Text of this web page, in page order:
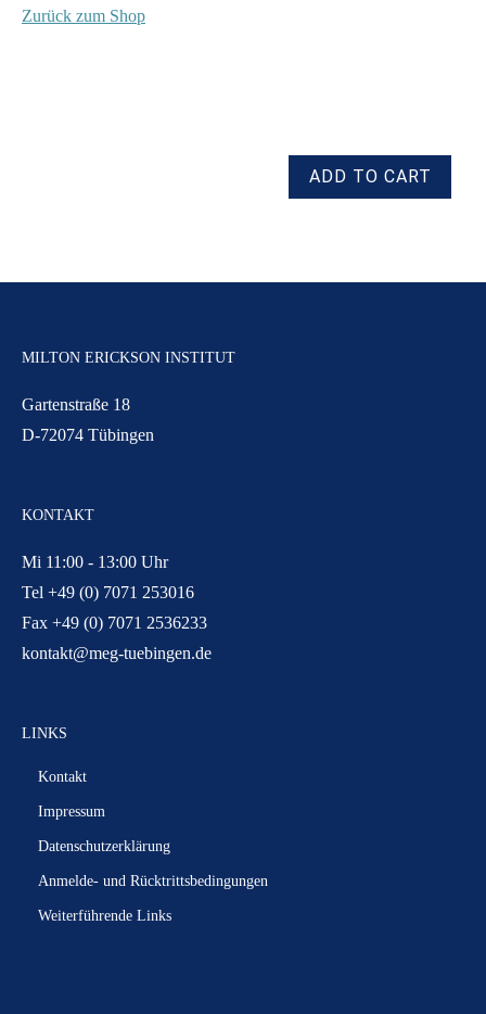
Zurück zum Shop
MILTON ERICKSON INSTITUT
Gartenstraße 18
D-72074 Tübingen
KONTAKT
Mi 11:00 - 13:00 Uhr
Tel +49 (0) 7071 253016
Fax +49 (0) 7071 2536233
kontakt@meg-tuebingen.de
LINKS
Kontakt
Impressum
Datenschutzerklärung
Anmelde- und Rücktrittsbedingungen
Weiterführende Links